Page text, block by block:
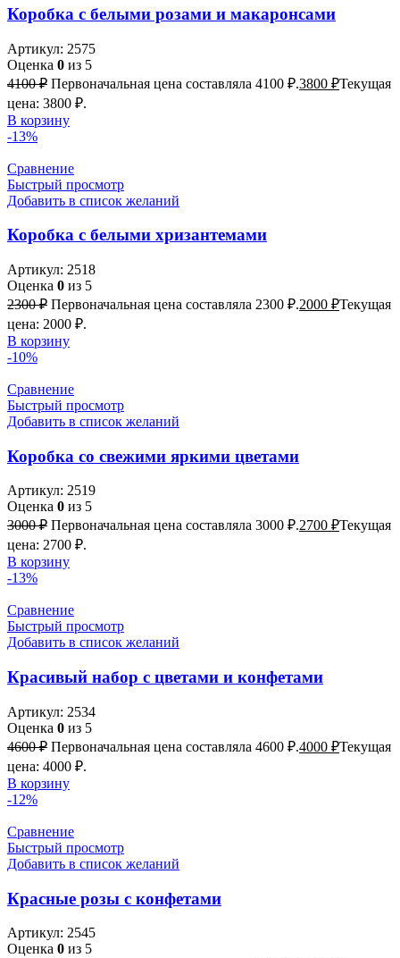
Коробка с белыми розами и макаронсами
Артикул: 2575
Оценка 0 из 5
4100₽ Первоначальная цена составляла 4100 ₽.3800 ₽Текущая
цена: 3800 ₽.
В корзину
-13%
Сравнение
Быстрый просмотр
Добавить в список желаний
Коробка с белыми хризантемами
Артикул: 2518
Оценка 0 из 5
2300₽ Первоначальная цена составляла 2300 ₽.2000 ₽Текущая
цена: 2000 ₽.
В корзину
-10%
Сравнение
Быстрый просмотр
Добавить в список желаний
Коробка со свежими яркими цветами
Артикул: 2519
Оценка 0 из 5
3000₽ Первоначальная цена составляла 3000 ₽.2700 ₽Текущая
цена: 2700 ₽.
В корзину
-13%
Сравнение
Быстрый просмотр
Добавить в список желаний
Красивый набор с цветами и конфетами
Артикул: 2534
Оценка 0 из 5
4600₽ Первоначальная цена составляла 4600 ₽.4000 ₽Текущая
цена: 4000 ₽.
В корзину
-12%
Сравнение
Быстрый просмотр
Добавить в список желаний
Красные розы с конфетами
Артикул: 2545
Оценка 0 из 5